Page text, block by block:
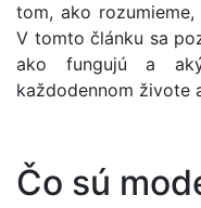
tom, ako
V tomto článku sa
ako fungujú a
každodennom živote
Čo sú